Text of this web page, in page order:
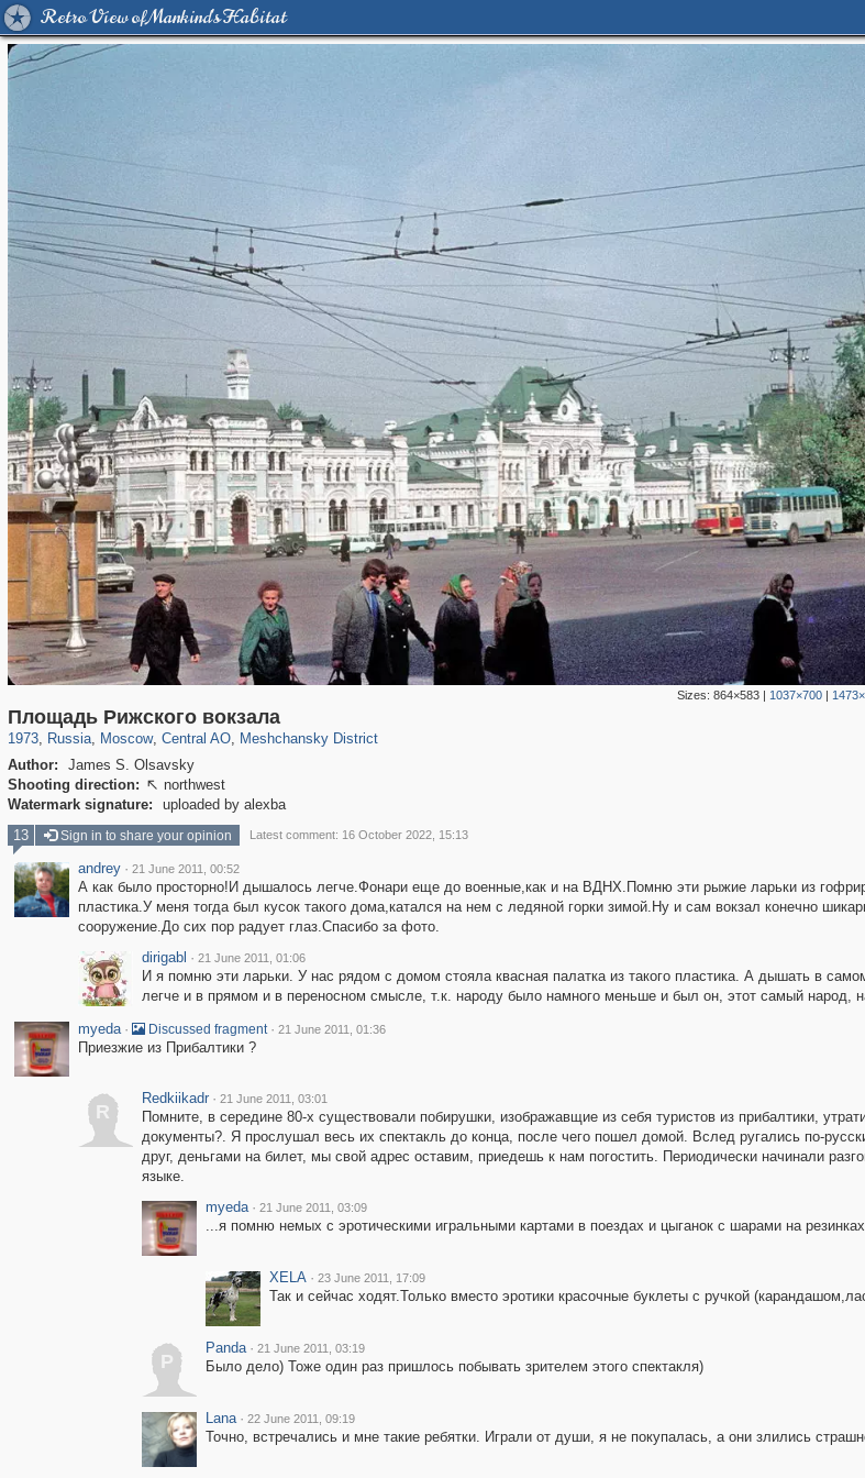
Retro View of Mankind's Habitat
Sizes: 864×583| 1037×700|
Площадь Рижского вокзала
1973, Russia
1,406,485 29,243
, Moscow
319,780 8,286
, Central AO
159,978 5,916
, Meshchansky District
10,185
Author:
James S. Olsavsky
Shooting direction:  northwest
Watermark signature:
uploaded by alexba
13 Sign in to share your opinion Latest comment: 16 October 2022, 15:13
andrey · 21 June 2011, 00:52
А как было просторно!И дышалось легче.Фонари еще до военные,как и на ВДНХ.Помню эти рыжие ларьки из
пластика.У меня тогда был кусок такого дома,катался на нем с ледяной горки зимой.Ну и сам вокзал конечно
сооружение.До сих пор радует глаз.Спасибо за фото.
dirigabl · 21 June 2011, 01:06
И я помню эти ларьки. У нас рядом с домом стояла квасная палатка из такого пластика. А дышать в
легче и в прямом и в переносном смысле, т.к. народу было намного меньше и был он, этот самый народ,
myeda · Discussed fragment · 21 June 2011, 01:36
Приезжие из Прибалтики ?
R
Redkiikadr · 21 June 2011, 03:01
Помните, в середине 80-х существовали побирушки, изображавщие из себя туристов из прибалтики,
документы?. Я прослушал весь их спектакль до конца, после чего пошел домой. Вслед ругались по-
друг, деньгами на билет, мы свой адрес оставим, приедешь к нам погостить. Периодически начинали
языке.
myeda · 21 June 2011, 03:09
...я помню немых с эротическими игральными картами в поездах и цыганок с шарами на
XELA · 23 June 2011, 17:09
Так и сейчас ходят.Только вместо эротики красочные буклеты с ручкой
P
Panda · 21 June 2011, 03:19
Было дело) Тоже один раз пришлось побывать зрителем этого спектакля)
Lana · 22 June 2011, 09:19
Точно, встречались и мне такие ребятки. Играли от души, я не покупалась, а они злились